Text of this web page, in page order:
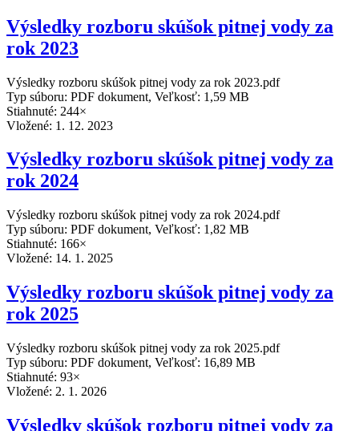
Výsledky rozboru skúšok pitnej vody za
rok 2023
Výsledky rozboru skúšok pitnej vody za rok 2023.pdf
Typ súboru: PDF dokument, Veľkosť: 1,59 MB
Stiahnuté: 244×
Vložené: 1. 12. 2023
Výsledky rozboru skúšok pitnej vody za
rok 2024
Výsledky rozboru skúšok pitnej vody za rok 2024.pdf
Typ súboru: PDF dokument, Veľkosť: 1,82 MB
Stiahnuté: 166×
Vložené: 14. 1. 2025
Výsledky rozboru skúšok pitnej vody za
rok 2025
Výsledky rozboru skúšok pitnej vody za rok 2025.pdf
Typ súboru: PDF dokument, Veľkosť: 16,89 MB
Stiahnuté: 93×
Vložené: 2. 1. 2026
Výsledky skúšok rozboru pitnej vody za